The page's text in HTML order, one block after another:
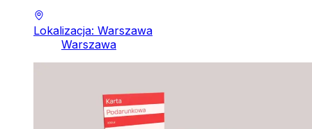
Lokalizacja: Warszawa
Warszawa